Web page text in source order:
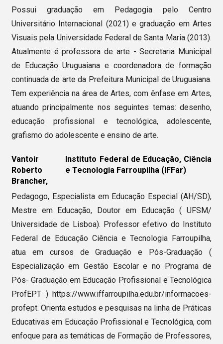
Possui graduação em Pedagogia pelo Centro
Universitário Internacional (2021) e graduação em Artes
Visuais pela Universidade Federal de Santa Maria (2013).
Atualmente é professora de arte - Secretaria Municipal
de Educação Uruguaiana e coordenadora de formação
continuada de arte da Prefeitura Municipal de Uruguaiana.
Tem experiência na área de Artes, com ênfase em Artes,
atuando principalmente nos seguintes temas: desenho,
educação profissional e tecnológica, adolescente,
grafismo do adolescente e ensino de arte.
Vantoir
Roberto
Brancher,
Instituto Federal de Educação, Ciência
e Tecnologia Farroupilha (IFFar)
Pedagogo, Especialista em Educação Especial (AH/SD),
Mestre em Educação, Doutor em Educação ( UFSM/
Universidade de Lisboa). Professor efetivo do Instituto
Federal de Educação Ciência e Tecnologia Farroupilha,
atua em cursos de Graduação e Pós-Graduação (
Especialização em Gestão Escolar e no Programa de
Pós- Graduação em Educação Profissional e Tecnológica
ProfEPT ) https://www.iffarroupilha.edu.br/informacoes-
profept. Orienta estudos e pesquisas na linha de Práticas
Educativas em Educação Profissional e Tecnológica, com
enfoque para as temáticas de Formação de Professores,